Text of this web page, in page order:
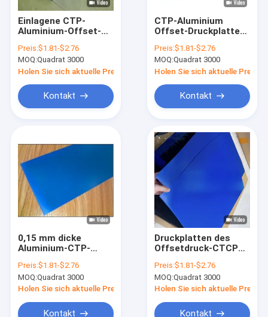
Einlagene CTP-
Aluminium-Offset-
Prozesslose
Druckplatten 0,15
mm
Preis:$1.81-$2.76
MOQ:Quadrat 3000
Holen Sie sich aktuelle Preis
Kontakt
CTP-Aluminium
Offset-Druckplatten
Doppelbeschichtung
Prozesslose Platten
Preis:$1.81-$2.76
MOQ:Quadrat 3000
Holen Sie sich aktuelle Preis
Kontakt
0,15 mm dicke
Aluminium-CTP-
800-850 nm
Spektrenempfindlichkeit
Preis:$1.81-$2.76
MOQ:Quadrat 3000
Holen Sie sich aktuelle Preis
Kontakt
Druckplatten des
Offsetdruck-CTCP
Drucken
Preis:$1.81-$2.76
MOQ:Quadrat 3000
Holen Sie sich aktuelle Preis
Kontakt